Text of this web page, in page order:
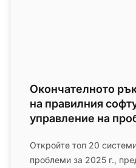
Окончателното
на правилния
управление на
Откройте топ 20
проблеми за 2025 г.,